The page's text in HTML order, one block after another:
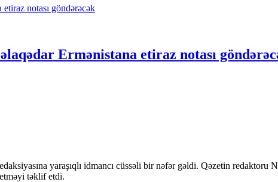
Ermənistana etiraz notası
yaraşıqlı idmancı cüssəli bir nəfər gəldi. Qəzetin
təklif etdi.